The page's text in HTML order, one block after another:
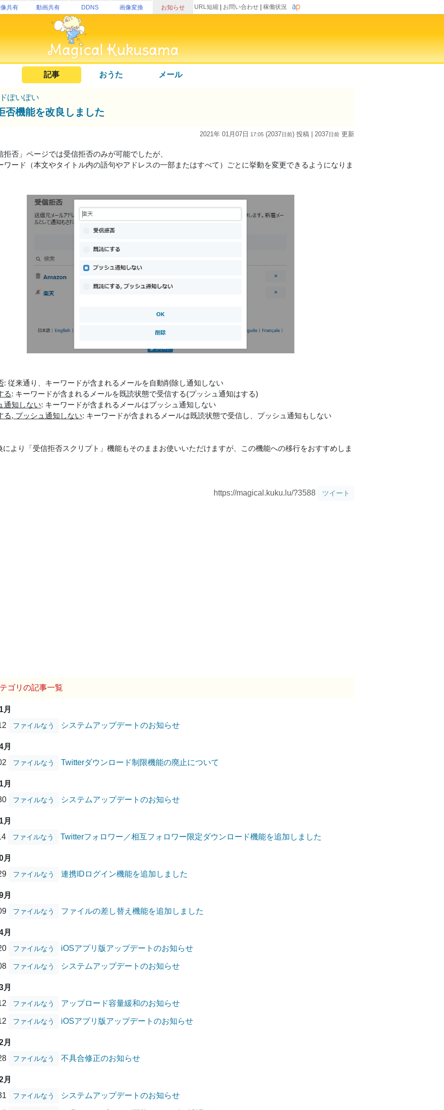
共有 動画共有 DDNS 画像変換 お知らせ URL短縮 お問い合わせ 稼働状況
記事 おうた メール
ぽいぽい
否機能を改良しました
2021年 01月07日 17:05 (2037日前) 投稿 | 2037日前 更新
拒否」ページでは受信拒否のみが可能でしたが、
ワード（本文やタイトル内の語句やアドレスの一部またはすべて）ごとに挙動を変更できるようになりま
: 従来通り、キーワードが含まれるメールを自動削除し通知しない
る: キーワードが含まれるメールを既読状態で受信する(プッシュ通知はする)
通知しない: キーワードが含まれるメールはプッシュ通知しない
る, プッシュ通知しない: キーワードが含まれるメールは既読状態で受信し、プッシュ通知もしない
より「受信拒否スクリプト」機能もそのままお使いいただけますが、この機能への移行をおすすめしま
https://magical.kuku.lu/?3588 ツイート
ゴリの記事一覧
月
ファイルなう システムアップデートのお知らせ
月
ファイルなう Twitterダウンロード制限機能の廃止について
月
ファイルなう システムアップデートのお知らせ
月
ファイルなう Twitterフォロワー／相互フォロワー限定ダウンロード機能を追加しました
月
ファイルなう 連携IDログイン機能を追加しました
月
ファイルなう ファイルの差し替え機能を追加しました
月
ファイルなう iOSアプリ版アップデートのお知らせ
ファイルなう システムアップデートのお知らせ
月
ファイルなう アップロード容量緩和のお知らせ
ファイルなう iOSアプリ版アップデートのお知らせ
月
ファイルなう 不具合修正のお知らせ
月
ファイルなう システムアップデートのお知らせ